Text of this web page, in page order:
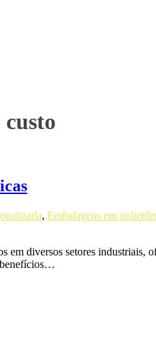
, Embalagens em
diversos setores industriais,
benefícios…